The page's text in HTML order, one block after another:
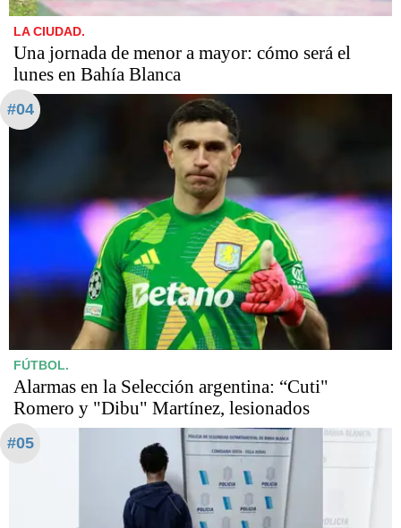
LA CIUDAD.
Una jornada de menor a mayor: cómo será el
lunes en Bahía Blanca
#04
FÚTBOL.
Alarmas en la Selección argentina: “Cuti"
Romero y "Dibu" Martínez, lesionados
#05